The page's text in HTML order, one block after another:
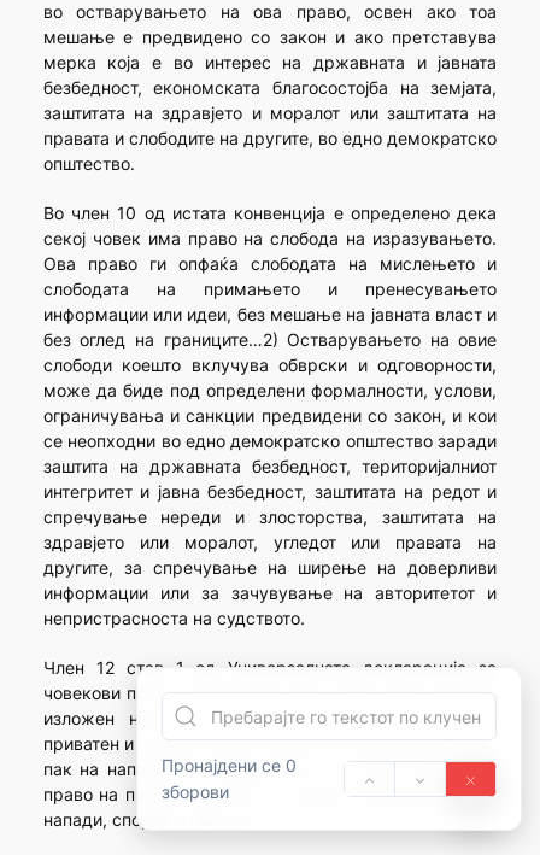
Пронајдени се 0
зборови
во остварувањето на ова право, освен ако тоа
мешање е предвидено со закон и ако претставува
мерка која е во интерес на државната и јавната
безбедност, економската благосостојба на земјата,
заштитата на здравјето и моралот или заштитата на
правата и слободите на другите, во едно демократско
општество.
Во член 10 од истата конвенција е определено дека
секој човек има право на слобода на изразувањето.
Ова право ги опфаќа слободата на мислењето и
слободата на примањето и пренесувањето
информации или идеи, без мешање на јавната власт и
без оглед на границите…2) Остварувањето на овие
слободи коешто вклучува обврски и одговорности,
може да биде под определени формалности, услови,
ограничувања и санкции предвидени со закон, и кои
се неопходни во едно демократско општество заради
заштита на државната безбедност, територијалниот
интегритет и јавна безбедност, заштитата на редот и
спречување нереди и злосторства, заштитата на
здравјето или моралот, угледот или правата на
другите, за спречување на ширење на доверливи
информации или за зачувување на авторитетот и
непристрасноста на судството.
Член 12 став 1 од Универзалната декларација за
човекови права предвидува дека никој нема да биде
изложен на произволно вмешување во неговиот
приватен и семеен живот, домот или преписката, ниту
пак на напади врз неговата чест и углед. Секој има
право на правна заштита од таквото вмешување или
напади, според ставот 2.